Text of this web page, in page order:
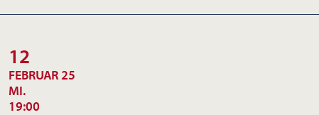
12
FEBRUAR 25
MI.
19:00